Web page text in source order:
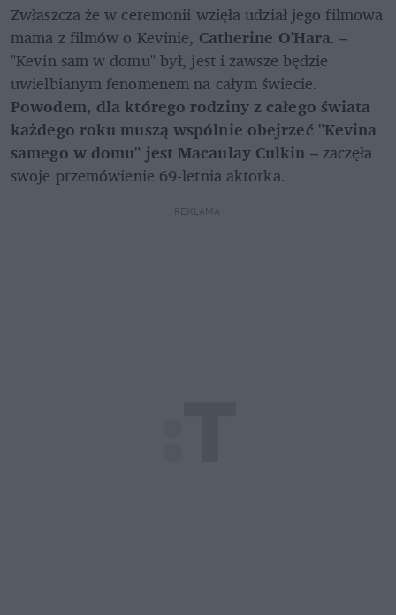
Zwłaszcza że w ceremonii wzięła udział jego filmowa
mama z filmów o Kevinie, Catherine O'Hara. –
"Kevin sam w domu" był, jest i zawsze będzie
Powodem, dla którego rodziny z całego świata
każdego roku muszą wspólnie obejrzeć "Kevina
samego w domu" jest Macaulay Culkin – zaczęła
swoje przemówienie 69-letnia aktorka.
REKLAMA